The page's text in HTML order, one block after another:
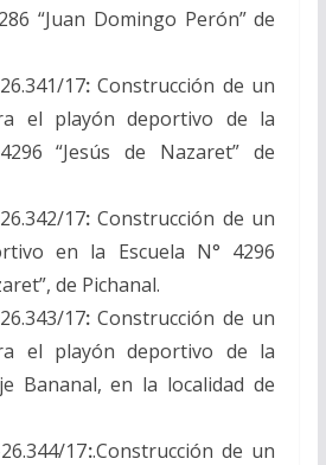
“Juan Domingo Perón” de
17:Construcción de un
el playón deportivo de la
“Jesús de Nazaret” de
17:Construcción de un
en la Escuela N° 4296
de Pichanal.
17:Construcción de un
el playón deportivo de la
Bananal, en la localidad de
17:.Construcción de un